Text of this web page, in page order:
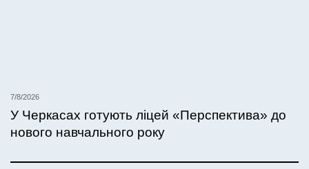
7/8/2026
У Черкасах готують ліцей «Перспектива» до
нового навчального року